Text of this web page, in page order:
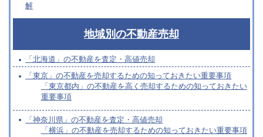
解
地域別の不動産売却
「北海道」の不動産を査定・高値売却
「東京」の不動産を売却するための知っておきたい重要事項
「東京都内」の不動産を高く売却するための知っておきたい
重要事項
「神奈川県」の不動産を査定・高値売却
「横浜」の不動産を売却するための知っておきたい重要事項